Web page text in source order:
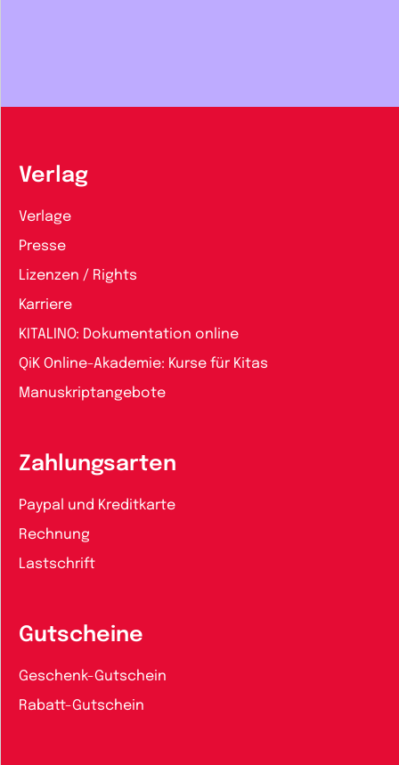
Verlag
Verlage
Presse
Lizenzen / Rights
Karriere
KITALINO: Dokumentation online
QiK Online-Akademie: Kurse für Kitas
Manuskriptangebote
Zahlungsarten
Paypal und Kreditkarte
Rechnung
Lastschrift
Gutscheine
Geschenk-Gutschein
Rabatt-Gutschein